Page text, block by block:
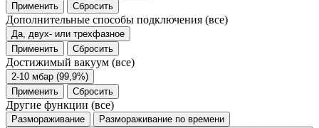
Применить
Сбросить
Дополнительные способы подключения (все)
Да, двух- или трехфазное
Применить
Сбросить
Достижимый вакуум (все)
2-10 мбар (99,9%)
Применить
Сбросить
Другие функции (все)
Размораживание
Размораживание по времени